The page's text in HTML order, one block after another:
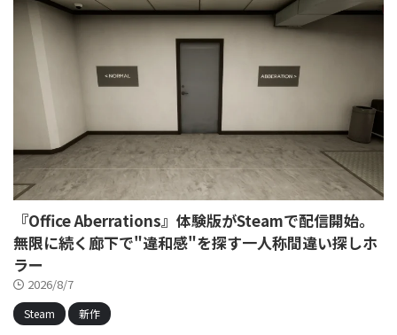
『Office Aberrations』体験版がSteamで配信開始。
無限に続く廊下で"違和感"を探す一人称間違い探しホ
ラー
2026/8/7
Steam 新作